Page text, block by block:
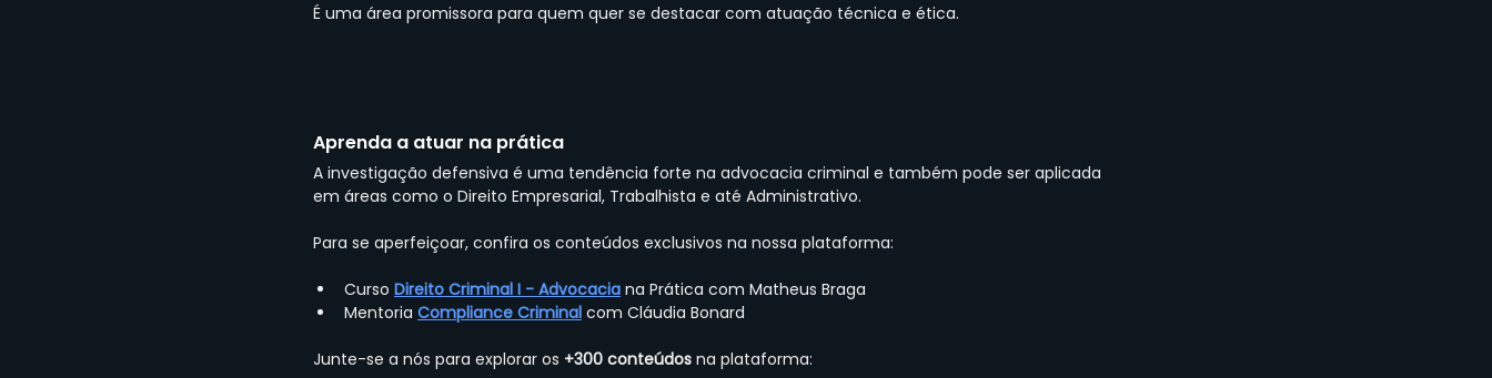
É uma área promissora para quem quer se destacar com atuação técnica e ética.
Aprenda a atuar na prática
A investigação defensiva é uma tendência forte na advocacia criminal e também pode ser aplicada
em áreas como o Direito Empresarial, Trabalhista e até Administrativo.
Para se aperfeiçoar, confira os conteúdos exclusivos na nossa plataforma:
Curso Direito Criminal I - Advocacia na Prática com Matheus Braga
Mentoria Compliance Criminal com Cláudia Bonard
Junte-se a nós para explorar os +300 conteúdos na plataforma: